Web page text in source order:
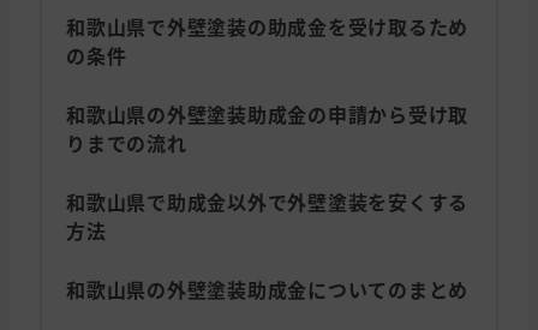
和歌山県で外壁塗装の助成金を受け取るため
の条件
和歌山県の外壁塗装助成金の申請から受け取
りまでの流れ
和歌山県で助成金以外で外壁塗装を安くする
方法
和歌山県の外壁塗装助成金についてのまとめ